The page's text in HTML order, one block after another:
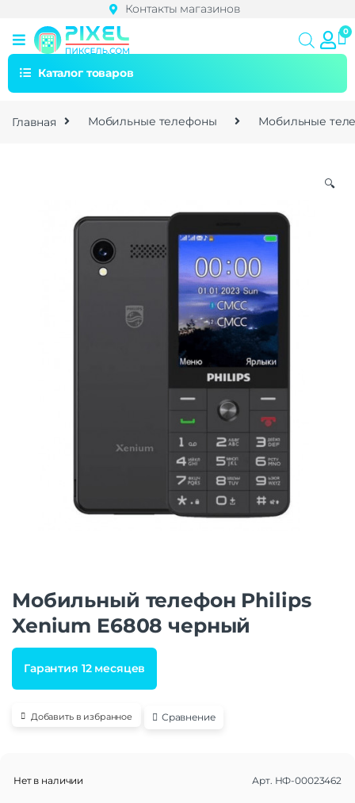
Контакты магазинов
Каталог товаров
Главная Мобильные телефоны Мобильные
🔍
Мобильный телефон Philips
Xenium E6808 черный
Гарантия 12 месяцев
Добавить в избранное Сравнение
Нет в наличии Арт. НФ-00023462